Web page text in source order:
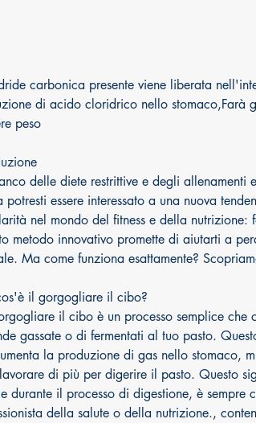
di acido cloridrico nello stomaco,Farà
peso
delle diete restrittive e degli allenamenti
potresti essere interessato a una nuova
nel mondo del fitness e della
metodo innovativo promette di aiutarti a
Ma come funziona esattamente?
il gorgogliare il cibo?
il cibo è un processo semplice
gassate o di fermentati al tuo pasto.
la produzione di gas nello stomaco,
di più per digerire il pasto. Questo
durante il processo di digestione, è sempre
della salute o della nutrizione.,